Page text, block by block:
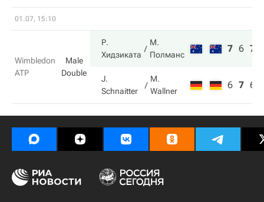
01.07, 15:10
Wimbledon
ATP
Male
Double
Р.
Хидзиката
М.
Полманс
7 6 7
J.
Schnaitter
M.
Wallner
6 7 6